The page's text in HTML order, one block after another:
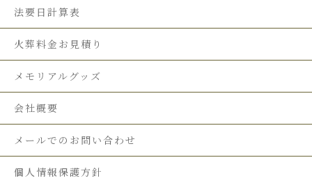
法要日計算表
火葬料金お見積り
メモリアルグッズ
会社概要
メールでのお問い合わせ
個人情報保護方針